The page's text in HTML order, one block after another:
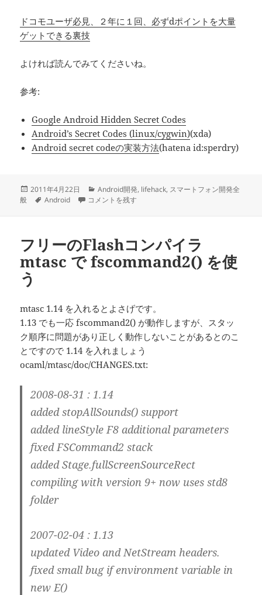
ドコモユーザ必見、２年に１回、必ずdポイントを大量
ゲットできる裏技
よければ読んでみてくださいね。
参考:
Google Android Hidden Secret Codes
Android’s Secret Codes (linux/cygwin)(xda)
Android secret codeの実装方法(hatena id:sperdry)
投
稿
2011年4月22日
カ
テ
Android開発, lifehack, スマートフォン開発全
般
タ
Android Android の隠しコード に
コメントを残す
フリーのFlashコンパイラ
mtasc で fscommand2() を使
う
mtasc 1.14 を入れるとよさげです。
1.13 でも一応 fscommand2() が動作しますが、スタッ
ク順序に問題があり正しく動作しないことがあるとのこ
とですので 1.14 を入れましょう
ocaml/mtasc/doc/CHANGES.txt:
2008-08-31 : 1.14
added stopAllSounds() support
added lineStyle F8 additional parameters
fixed FSCommand2 stack
added Stage.fullScreenSourceRect
compiling with version 9+ now uses std8
folder
2007-02-04 : 1.13
updated Video and NetStream headers.
fixed small bug if environment variable in
new E()